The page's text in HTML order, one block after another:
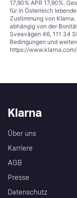
17,90% APR 17,90%.
für in Österreich
Zustimmung von
abhängig von der
Sveavägen 46, 111 34
Bedingungen und
https://
Klarna
Über uns
Karriere
AGB
Presse
Datenschutz